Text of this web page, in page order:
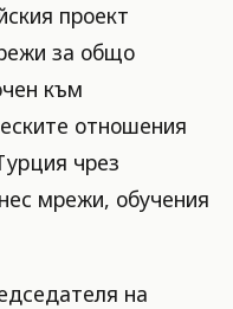
проект
за общо
към
отношения
чрез
мрежи, обучения
на